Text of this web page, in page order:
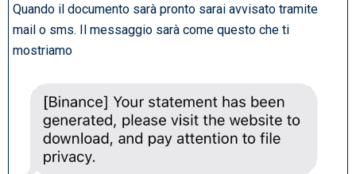
Quando il documento sarà pronto sarai avvisato tramite
mail o sms. Il messaggio sarà come questo che ti
mostriamo